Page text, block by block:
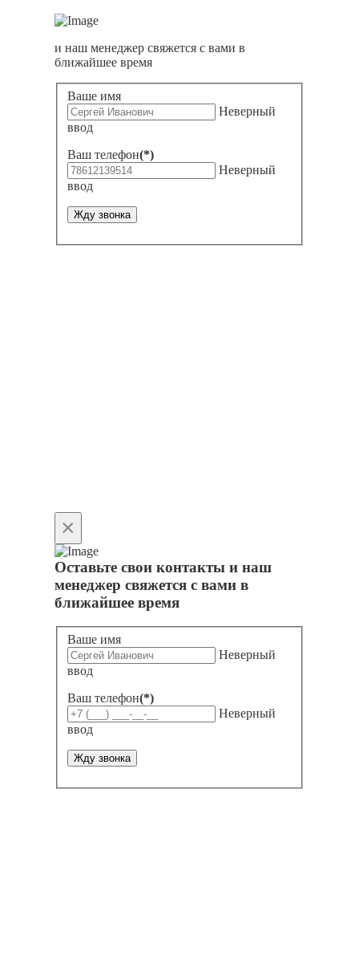
и наш менеджер свяжется с вами в
ближайшее время
Ваше имя
Неверный
ввод
Ваш телефон(*)
Неверный
ввод
Жду звонка
×
Оставьте свои контакты и наш
менеджер свяжется с вами в
ближайшее время
Ваше имя
Неверный
ввод
Ваш телефон(*)
Неверный
ввод
Жду звонка